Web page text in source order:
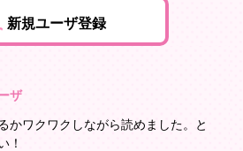
新規ユーザ登録
ザ
かワクワクしながら読めました。と
！